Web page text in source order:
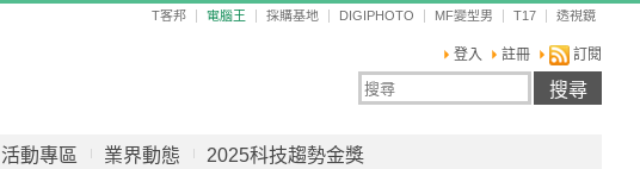
T客邦 電腦王 採購基地 DIGIPHOTO MF變型男 T17 透視鏡
登入 註冊 訂閱
活動專區 業界動態 2025科技趨勢金獎